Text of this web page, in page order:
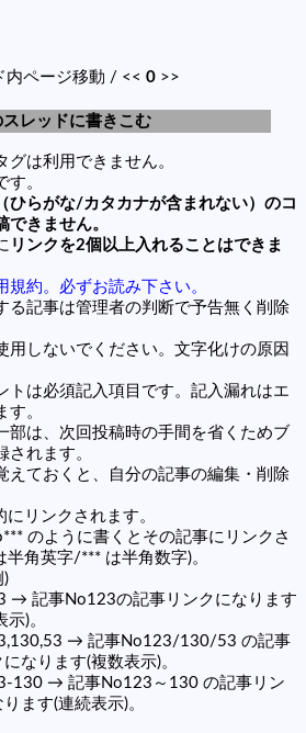
内ページ移動 / << 0 >>
スレッドに書きこむ
グは利用できません。
す。
ひらがな/カタカナが含まれない）のコ
できません。
リンクを2個以上入れることはできま
規約。必ずお読み下さい。
る記事は管理者の判断で予告無く削除
用しないでください。文字化けの原因
トは必須記入項目です。記入漏れはエ
す。
部は、次回投稿時の手間を省くためブ
されます。
えておくと、自分の記事の編集・削除
にリンクされます。
のように書くとその記事にリンクさ
半角英字/*** は半角数字)。
)
→ 記事No123の記事リンクになります
示)。
→ 記事No123/130/53 の記事
になります(複数表示)。
130 → 記事No123～130 の記事リン
ます(連続表示)。